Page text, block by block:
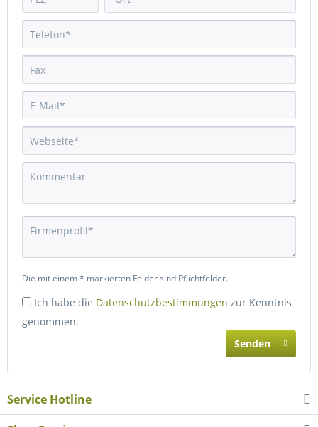
Die mit einem * markierten Felder sind Pflichtfelder.
Ich habe die Datenschutzbestimmungen zur Kenntnis
genommen.
Senden
Service Hotline